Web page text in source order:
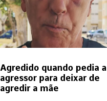
Agredido quando pedia a
agressor para deixar de
agredir a mãe